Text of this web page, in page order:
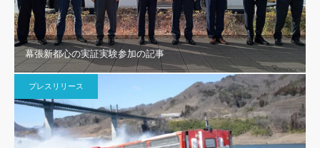
幕張新都心の実証実験参加の記事
プレスリリース